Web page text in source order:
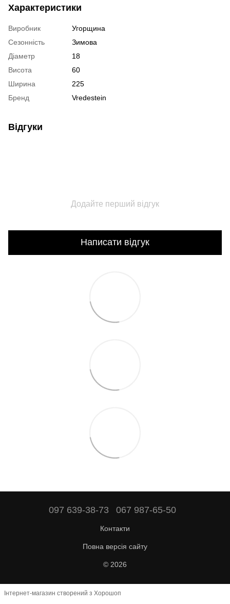
Характеристики
Виробник
Угорщина
Сезонність
Зимова
Діаметр
18
Висота
60
Ширина
225
Бренд
Vredestein
Відгуки
Додайте перший відгук
Написати відгук
097 639-38-73 067 987-65-50
Контакти
Повна версія сайту
© 2026
Інтернет-магазин створений з Хорошоп